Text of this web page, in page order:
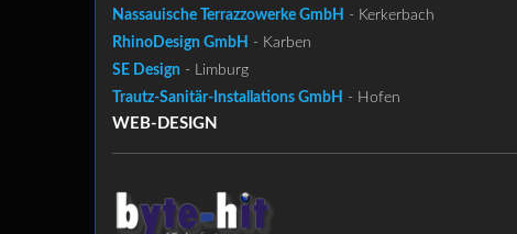
Nassauische Terrazzowerke GmbH - Kerkerbach
RhinoDesign GmbH - Karben
SE Design - Limburg
Trautz-Sanitär-Installations GmbH - Hofen
WEB-DESIGN